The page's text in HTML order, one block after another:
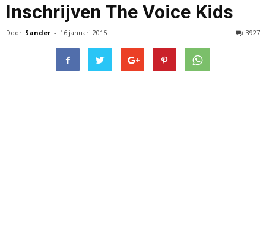
Inschrijven The Voice Kids
Door Sander - 16 januari 2015 3927